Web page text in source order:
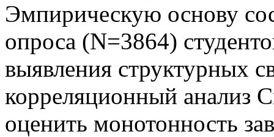
Эмпирическую основу
опроса (N=3864)
выявления структурных
корреляционный анализ
оценить монотонность